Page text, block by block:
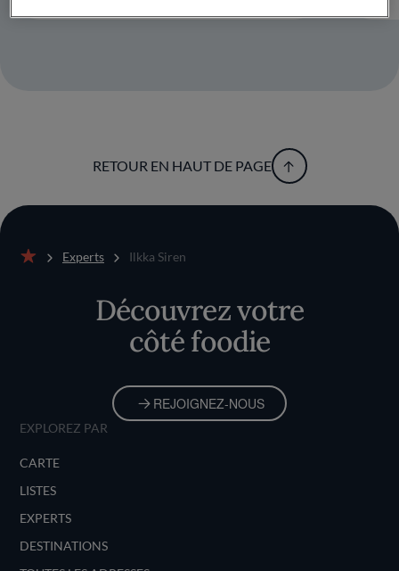
RETOUR EN HAUT DE PAGE
Experts Ilkka Siren
Découvrez votre
côté foodie
REJOIGNEZ-NOUS
EXPLOREZ PAR
CARTE
LISTES
EXPERTS
DESTINATIONS